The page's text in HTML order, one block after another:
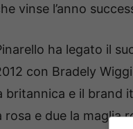
vinse l’anno
ha legato il
con Bradely
britannica e il brand
rosa e due la maglia